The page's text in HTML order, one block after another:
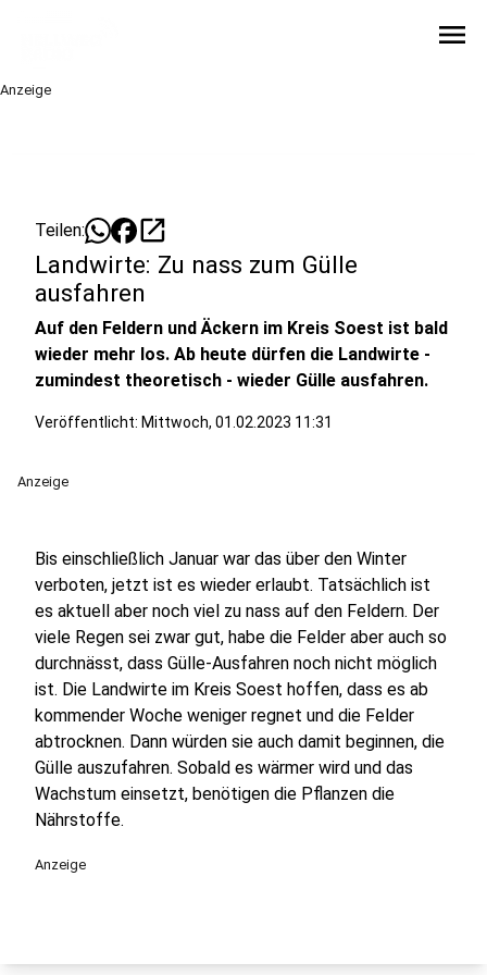
menu
Anzeige
Teilen: open_in_new
Landwirte: Zu nass zum Gülle
ausfahren
Auf den Feldern und Äckern im Kreis Soest ist bald
wieder mehr los. Ab heute dürfen die Landwirte -
zumindest theoretisch - wieder Gülle ausfahren.
Veröffentlicht: Mittwoch, 01.02.2023 11:31
Anzeige
Bis einschließlich Januar war das über den Winter
verboten, jetzt ist es wieder erlaubt. Tatsächlich ist
es aktuell aber noch viel zu nass auf den Feldern. Der
viele Regen sei zwar gut, habe die Felder aber auch so
durchnässt, dass Gülle-Ausfahren noch nicht möglich
ist. Die Landwirte im Kreis Soest hoffen, dass es ab
kommender Woche weniger regnet und die Felder
abtrocknen. Dann würden sie auch damit beginnen, die
Gülle auszufahren. Sobald es wärmer wird und das
Wachstum einsetzt, benötigen die Pflanzen die
Nährstoffe.
Anzeige